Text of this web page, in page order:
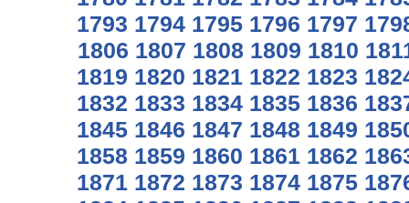
1793 1794 1795 1796 1797
1806 1807 1808 1809 1810
1819 1820 1821 1822 1823
1832 1833 1834 1835 1836
1845 1846 1847 1848 1849
1858 1859 1860 1861 1862
1871 1872 1873 1874 1875